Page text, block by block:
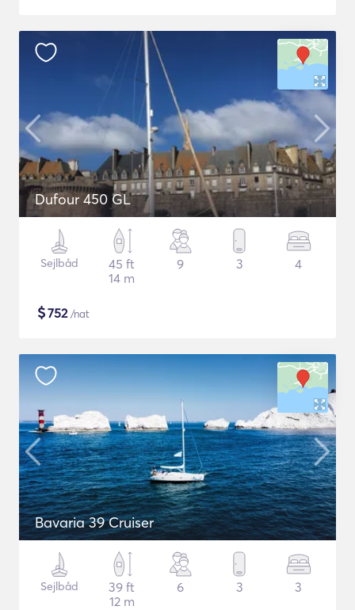
Dufour 450 GL
Sejlbåd
45 ft
14 m
9 3 4
$752/nat
Bavaria 39 Cruiser
Sejlbåd
39 ft
12 m
6 3 3